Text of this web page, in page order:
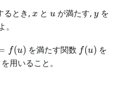
るとき,x
x とu
u が満たす,y
yを
f(u) を満たす関数 f(u)
f(u) を
を用いること。